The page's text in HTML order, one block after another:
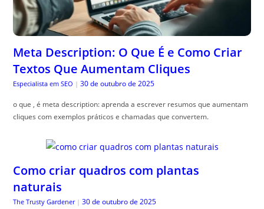
Meta Description: O Que É e Como Criar
Textos Que Aumentam Cliques
Especialista em SEO | 30 de outubro de 2025
o que , é meta description: aprenda a escrever resumos que aumentam
cliques com exemplos práticos e chamadas que convertem.
Como criar quadros com plantas
naturais
The Trusty Gardener | 30 de outubro de 2025